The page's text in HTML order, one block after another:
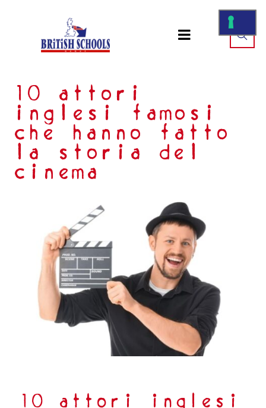
10 attori
inglesi famosi
che hanno fatto
la storia del
cinema
10 attori inglesi